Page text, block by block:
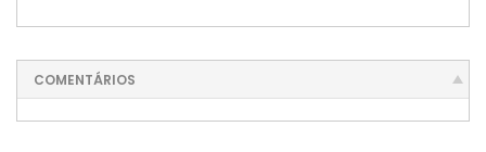
COMENTÁRIOS